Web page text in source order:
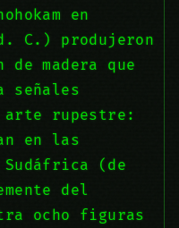
en
C.) produjeron
madera que
señales
arte rupestre:
en las
Sudáfrica (de
del
ocho figuras